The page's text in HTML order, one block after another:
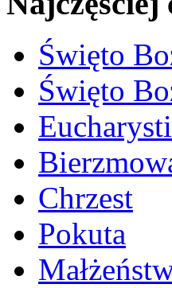
Święto
Święto
Chrzest
Pokuta